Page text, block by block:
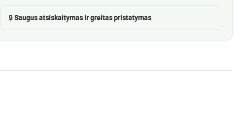
🔒Saugus atsiskaitymas ir greitas pristatymas